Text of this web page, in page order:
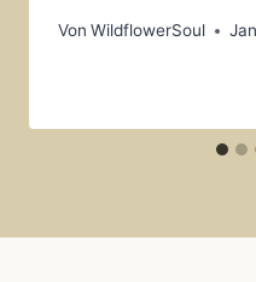
Von WildflowerSoul